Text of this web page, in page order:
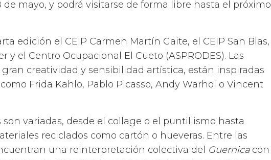
de mayo, y podrá visitarse de forma libre hasta el próximo
edición el CEIP Carmen Martín Gaite, el CEIP San Blas,
y el Centro Ocupacional El Cueto (ASPRODES). Las
gran creatividad y sensibilidad artística, están inspiradas
Frida Kahlo, Pablo Picasso, Andy Warhol o Vincent
son variadas, desde el collage o el puntillismo hasta
reciclados como cartón o hueveras. Entre las
una reinterpretación colectiva del Guernicacon